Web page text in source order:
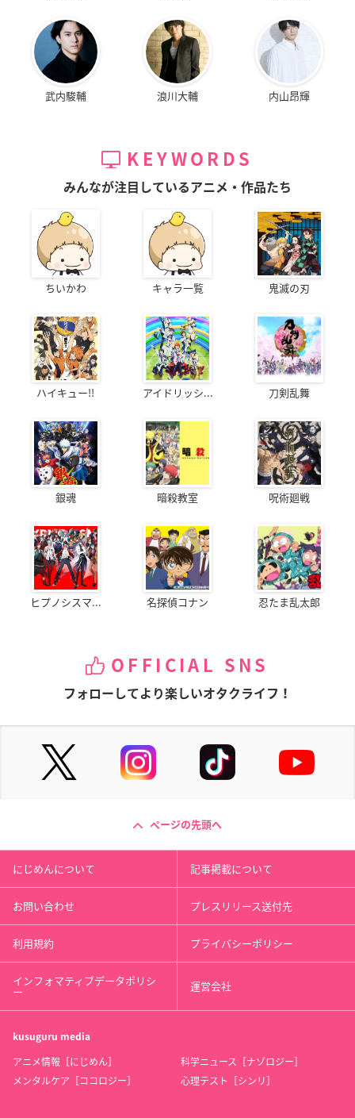
武内駿輔 浪川大輔 内山昂輝
KEYWORDS
みんなが注目しているアニメ・作品たち
ちいかわ キャラ一覧 鬼滅の刃
ハイキュー!! アイドリッシ... 刀剣乱舞
銀魂 暗殺教室 呪術廻戦
ヒプノシスマ... 名探偵コナン 忍たま乱太郎
OFFICIAL SNS
フォローしてより楽しいオタクライフ！
ページの先頭へ
にじめんについて 記事掲載について
お問い合わせ プレスリリース送付先
利用規約 プライバシーポリシー
インフォマティブデータポリシ
ー 運営会社
kusuguru media
アニメ情報［にじめん］
科学ニュース［ナゾロジー］
メンタルケア［ココロジー］
心理テスト［シンリ］